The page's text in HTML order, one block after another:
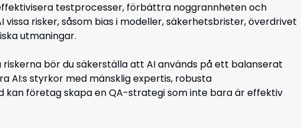
testprocesser, förbättra noggrannheten och
risker, såsom bias i modeller, säkerhetsbrister, överdrivet
utmaningar.
bör du säkerställa att AI används på ett balanserat
AI:s styrkor med mänsklig expertis, robusta
kan företag skapa en QA-strategi som inte bara är effektiv